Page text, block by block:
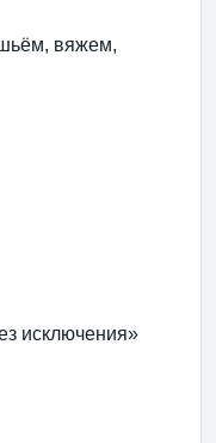
вяжем,
исключения»